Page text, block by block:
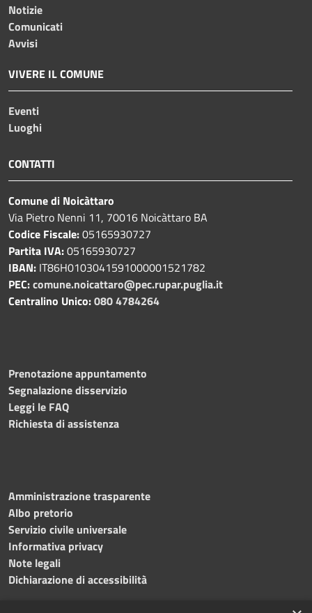
Notizie
Comunicati
Avvisi
VIVERE IL COMUNE
Eventi
Luoghi
CONTATTI
Comune di Noicàttaro
Via Pietro Nenni 11, 70016 Noicàttaro BA
Codice Fiscale:05165930727
Partita IVA:05165930727
IBAN: IT86H0103041591000001521782
PEC:comune.noicattaro@pec.rupar.puglia.it
Centralino Unico:080 4784264
Prenotazione appuntamento
Segnalazione disservizio
Leggi le FAQ
Richiesta di assistenza
Amministrazione trasparente
Albo pretorio
Servizio civile universale
Informativa privacy
Note legali
Dichiarazione di accessibilità